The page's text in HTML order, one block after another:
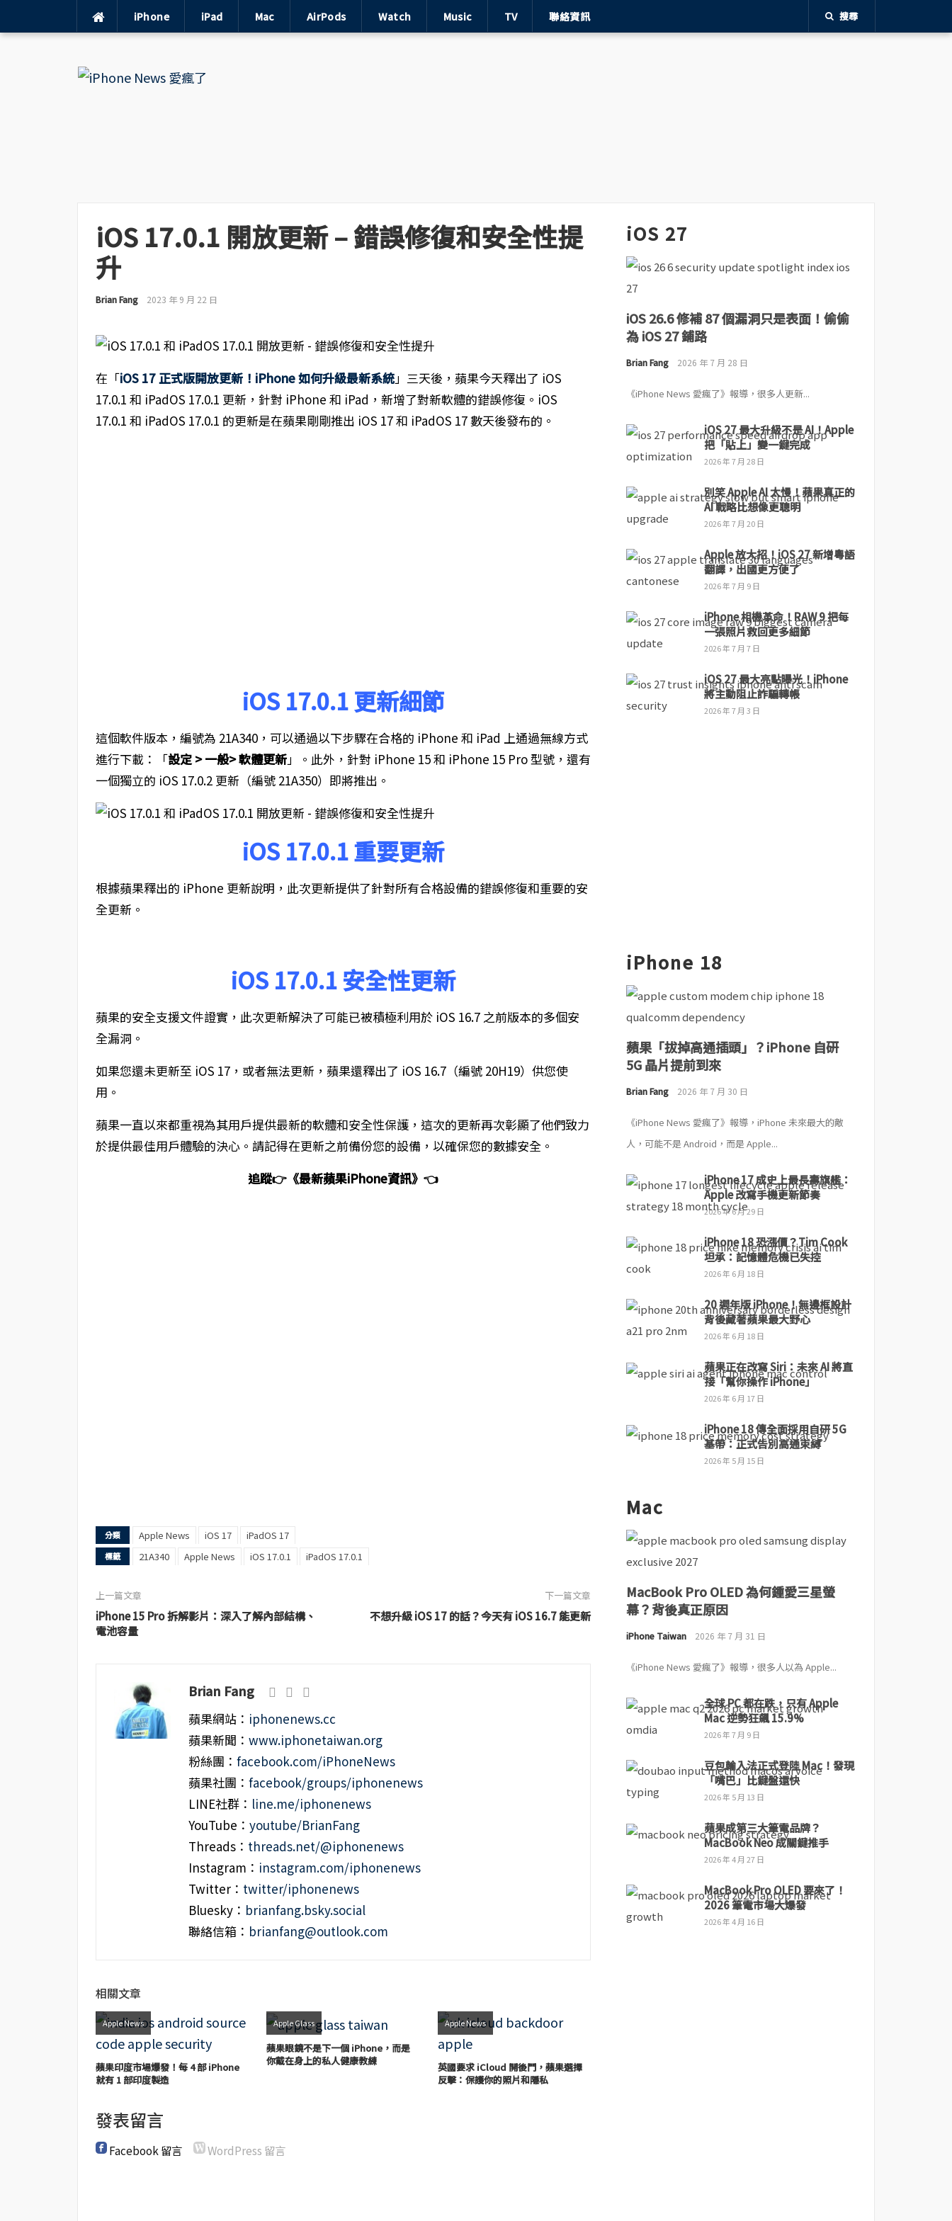
iPhone iPad Mac AirPods Watch Music TV 聯絡資訊 搜尋
iOS 17.0.1 開放更新 – 錯誤修復和安全性提
升
Brian Fang 2023 年 9 月 22 日
在「iOS 17 正式版開放更新！iPhone 如何升級最新系統」三天後，蘋果今天釋出了 iOS
17.0.1 和 iPadOS 17.0.1 更新，針對 iPhone 和 iPad，新增了對新軟體的錯誤修復。iOS
17.0.1 和 iPadOS 17.0.1 的更新是在蘋果剛剛推出 iOS 17 和 iPadOS 17 數天後發布的。
iOS 17.0.1 更新細節
這個軟件版本，編號為 21A340，可以通過以下步驟在合格的 iPhone 和 iPad 上通過無線方式
進行下載：「設定 > 一般> 軟體更新」。此外，針對 iPhone 15 和 iPhone 15 Pro 型號，還有
一個獨立的 iOS 17.0.2 更新（編號 21A350）即將推出。
iOS 17.0.1 重要更新
根據蘋果釋出的 iPhone 更新說明，此次更新提供了針對所有合格設備的錯誤修復和重要的安
全更新。
iOS 17.0.1 安全性更新
蘋果的安全支援文件證實，此次更新解決了可能已被積極利用於 iOS 16.7 之前版本的多個安
全漏洞。
如果您還未更新至 iOS 17，或者無法更新，蘋果還釋出了 iOS 16.7（編號 20H19）供您使
用。
蘋果一直以來都重視為其用戶提供最新的軟體和安全性保護，這次的更新再次彰顯了他們致力
於提供最佳用戶體驗的決心。請記得在更新之前備份您的設備，以確保您的數據安全。
追蹤👉《最新蘋果iPhone資訊》👈
分類 Apple News iOS 17 iPadOS 17
標籤 21A340 Apple News iOS 17.0.1 iPadOS 17.0.1
上一篇文章
iPhone 15 Pro 拆解影片：深入了解內部結構、
電池容量
下一篇文章
不想升級 iOS 17 的話？今天有 iOS 16.7 能更新
Brian Fang
蘋果網站： iphonenews.cc
蘋果新聞： www.iphonetaiwan.org
粉絲團： facebook.com/iPhoneNews
蘋果社團： facebook/groups/iphonenews
LINE社群： line.me/iphonenews
YouTube： youtube/BrianFang
Threads： threads.net/@iphonenews
Instagram： instagram.com/iphonenews
Twitter： twitter/iphonenews
Bluesky： brianfang.bsky.social
聯絡信箱： brianfang@outlook.com
相關文章
Apple News
蘋果印度市場爆發！每 4 部 iPhone
就有 1 部印度製造
Apple Glass
蘋果眼鏡不是下一個 iPhone，而是
你戴在身上的私人健康教練
Apple News
英國要求 iCloud 開後門，蘋果選擇
反擊：保護你的照片和隱私
發表留言
Facebook 留言 WordPress 留言
iOS 27
iOS 26.6 修補 87 個漏洞只是表面！偷偷
為 iOS 27 鋪路
Brian Fang 2026 年 7 月 28 日
《iPhone News 愛瘋了》報導，很多人更新...
iOS 27 最大升級不是 AI！Apple
把「貼上」變一鍵完成
2026 年 7 月 28 日
別笑 Apple AI 太慢！蘋果真正的
AI 戰略比想像更聰明
2026 年 7 月 20 日
Apple 放大招！iOS 27 新增粵語
翻譯，出國更方便了
2026 年 7 月 9 日
iPhone 相機革命！RAW 9 把每
一張照片救回更多細節
2026 年 7 月 7 日
iOS 27 最大亮點曝光！iPhone
將主動阻止詐騙轉帳
2026 年 7 月 3 日
iPhone 18
蘋果「拔掉高通插頭」？iPhone 自研
5G 晶片提前到來
Brian Fang 2026 年 7 月 30 日
《iPhone News 愛瘋了》報導，iPhone 未來最大的敵
人，可能不是 Android，而是 Apple...
iPhone 17 成史上最長壽旗艦：
Apple 改寫手機更新節奏
2026 年 6 月 29 日
iPhone 18 恐漲價？Tim Cook
坦承：記憶體危機已失控
2026 年 6 月 18 日
20 週年版 iPhone！無邊框設計
背後藏著蘋果最大野心
2026 年 6 月 18 日
蘋果正在改寫 Siri：未來 AI 將直
接「幫你操作 iPhone」
2026 年 6 月 17 日
iPhone 18 傳全面採用自研 5G
基帶：正式告別高通束縛
2026 年 5 月 15 日
Mac
MacBook Pro OLED 為何鍾愛三星螢
幕？背後真正原因
iPhone Taiwan 2026 年 7 月 31 日
《iPhone News 愛瘋了》報導，很多人以為 Apple...
全球 PC 都在跌，只有 Apple
Mac 逆勢狂飆 15.9%
2026 年 7 月 9 日
豆包輸入法正式登陸 Mac！發現
「嘴巴」比鍵盤還快
2026 年 5 月 13 日
蘋果成第三大筆電品牌？
MacBook Neo 成關鍵推手
2026 年 4 月 27 日
MacBook Pro OLED 要來了！
2026 筆電市場大爆發
2026 年 4 月 16 日